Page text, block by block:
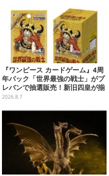
『ワンピース カードゲーム』4周
年パック「世界最強の戦士」がプ
レバンで抽選販売！新旧四皇が揃
い踏み、刃牙作者が描く「カイド
2026.8.7